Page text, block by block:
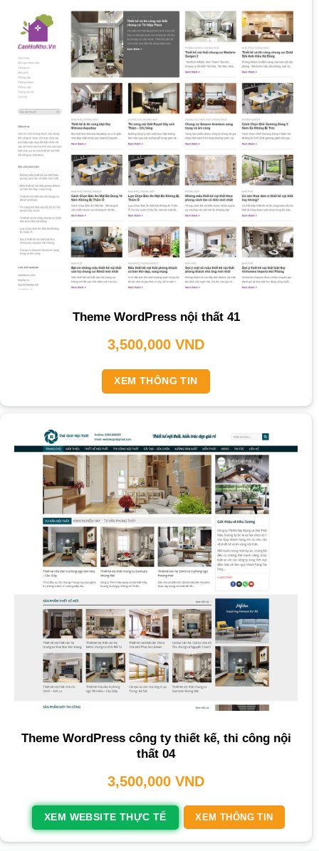
Theme WordPress nội thất 41
3,500,000 VND
XEM THÔNG TIN
Theme WordPress công ty thiết kế, thi công nội
thất 04
3,500,000 VND
XEM WEBSITE THỰC TẾ XEM THÔNG TIN